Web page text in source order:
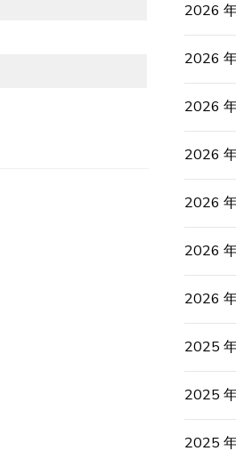
2026
2026
2026
2026
2026
2026
2026
2025
2025
2025